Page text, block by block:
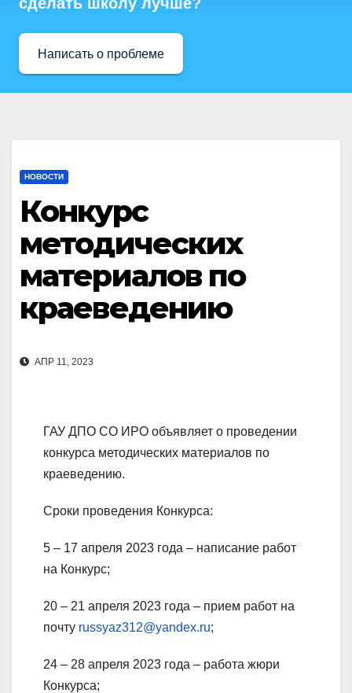
Написать о проблеме
НОВОСТИ
Конкурс
методических
материалов по
краеведению
АПР 11, 2023
ГАУ ДПО СО ИРО объявляет о проведении
конкурса методических материалов по
краеведению.
Сроки проведения Конкурса:
5 – 17 апреля 2023 года – написание работ
на Конкурс;
20 – 21 апреля 2023 года – прием работ на
почту russyaz312@yandex.ru;
24 – 28 апреля 2023 года – работа жюри
Конкурса;